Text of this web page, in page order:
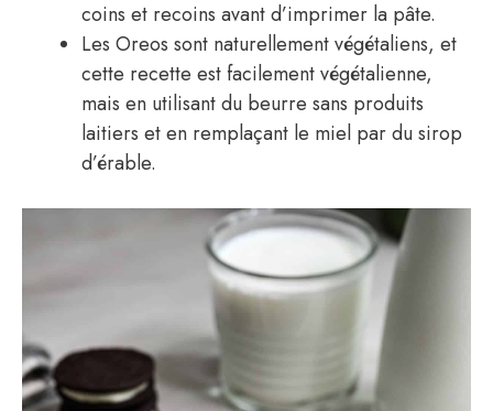
coins et recoins avant d’imprimer la pâte.
Les Oreos sont naturellement végétaliens, et
cette recette est facilement végétalienne,
mais en utilisant du beurre sans produits
laitiers et en remplaçant le miel par du sirop
d’érable.